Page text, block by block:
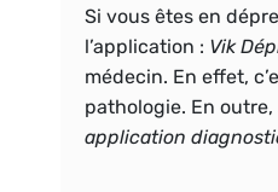
Si vous êtes en
l’application : Vik
médecin. En effet,
pathologie. En
application